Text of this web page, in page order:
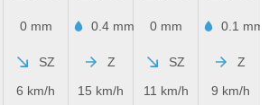
0 mm
SZ
6 km/h
0.4 mm
Z
15 km/h
0 mm
SZ
11 km/h
0.1 mm
Z
9 km/h